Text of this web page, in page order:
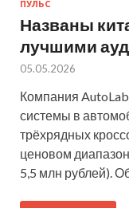
ПУЛЬС
Названы
лучшими
05.05.2026
Компания
системы в
трёхрядных
ценовом
5,5 млн рублей).